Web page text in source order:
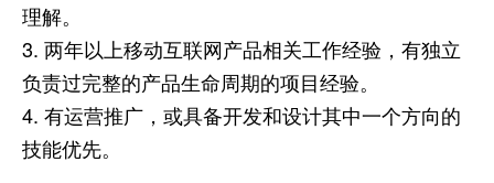
理解。
3. 两年以上移动互联网产品相关工作经验，有独立
负责过完整的产品生命周期的项目经验。
4. 有运营推广，或具备开发和设计其中一个方向的
技能优先。